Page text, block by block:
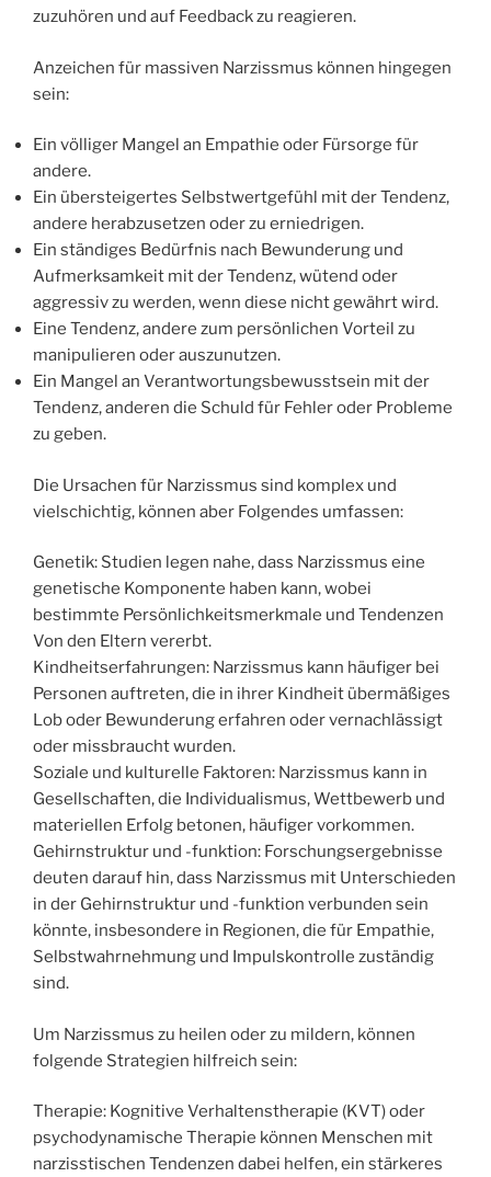
zuzuhören und auf Feedback zu reagieren.
Anzeichen für massiven Narzissmus können hingegen
sein:
Ein völliger Mangel an Empathie oder Fürsorge für
andere.
Ein übersteigertes Selbstwertgefühl mit der Tendenz,
andere herabzusetzen oder zu erniedrigen.
Ein ständiges Bedürfnis nach Bewunderung und
Aufmerksamkeit mit der Tendenz, wütend oder
aggressiv zu werden, wenn diese nicht gewährt wird.
Eine Tendenz, andere zum persönlichen Vorteil zu
manipulieren oder auszunutzen.
Ein Mangel an Verantwortungsbewusstsein mit der
Tendenz, anderen die Schuld für Fehler oder Probleme
zu geben.
Die Ursachen für Narzissmus sind komplex und
vielschichtig, können aber Folgendes umfassen:
Genetik: Studien legen nahe, dass Narzissmus eine
genetische Komponente haben kann, wobei
bestimmte Persönlichkeitsmerkmale und Tendenzen
Von den Eltern vererbt.
Kindheitserfahrungen: Narzissmus kann häufiger bei
Personen auftreten, die in ihrer Kindheit übermäßiges
Lob oder Bewunderung erfahren oder vernachlässigt
oder missbraucht wurden.
Soziale und kulturelle Faktoren: Narzissmus kann in
Gesellschaften, die Individualismus, Wettbewerb und
materiellen Erfolg betonen, häufiger vorkommen.
Gehirnstruktur und -funktion: Forschungsergebnisse
deuten darauf hin, dass Narzissmus mit Unterschieden
in der Gehirnstruktur und -funktion verbunden sein
könnte, insbesondere in Regionen, die für Empathie,
Selbstwahrnehmung und Impulskontrolle zuständig
sind.
Um Narzissmus zu heilen oder zu mildern, können
folgende Strategien hilfreich sein:
Therapie: Kognitive Verhaltenstherapie (KVT) oder
psychodynamische Therapie können Menschen mit
narzisstischen Tendenzen dabei helfen, ein stärkeres